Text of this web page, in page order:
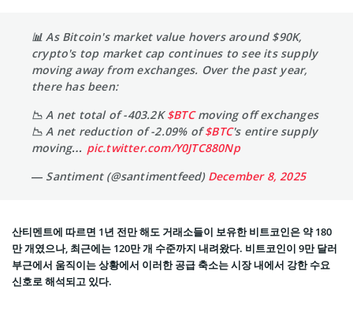
📊 As Bitcoin's market value hovers around $90K,
crypto's top market cap continues to see its supply
moving away from exchanges. Over the past year,
there has been:
📉 A net total of -403.2K$BTCmoving off exchanges
📉 A net reduction of -2.09% of$BTC's entire supply
moving… pic.twitter.com/Y0JTC880Np
— Santiment (@santimentfeed) December 8, 2025
산티멘트에 따르면 1년 전만 해도 거래소들이 보유한 비트코인은 약 180
만 개였으나, 최근에는 120만 개 수준까지 내려왔다. 비트코인이 9만 달러
부근에서 움직이는 상황에서 이러한 공급 축소는 시장 내에서 강한 수요
신호로 해석되고 있다.